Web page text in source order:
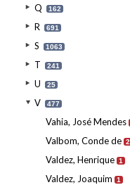
Q 162
R 691
S 1063
T 241
U 25
V 477
Vahia, José Mendes
Valbom, Conde de 2
Valdez, Henrique 1
Valdez, Joaquim 1